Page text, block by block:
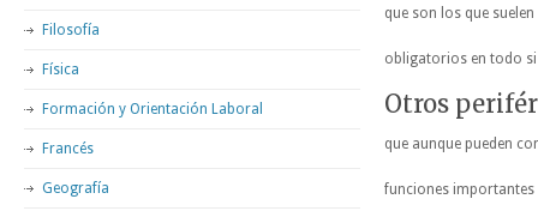
que son los que suelen
obligatorios en todo
Otros
que aunque pueden
funciones
Filosofía
Física
Formación y Orientación Laboral
Francés
Geografía